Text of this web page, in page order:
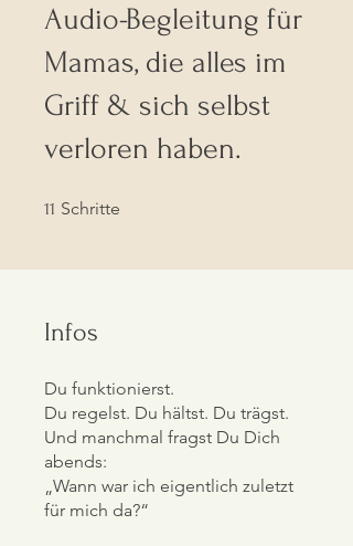
Audio-Begleitung für
Mamas, die alles im
Griff & sich selbst
verloren haben.
11 Schritte
Infos
Du funktionierst.
Du regelst. Du hältst. Du trägst.
Und manchmal fragst Du Dich
abends:
„Wann war ich eigentlich zuletzt
für mich da?“